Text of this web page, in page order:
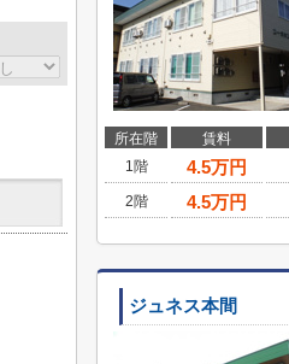
所在階 賃料
1階
4.5万円
2階
4.5万円
ジュネス本間